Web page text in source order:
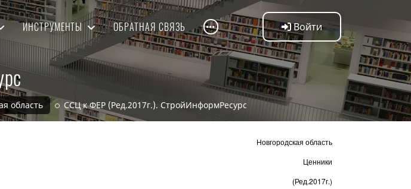
Войти
ИНСТРУМЕНТЫ ОБРАТНАЯ СВЯЗЬ
область ССЦ к ФЕР (Ред.2017г.). СтройИнформРесурс
Новгородская область
Ценники
(Ред.2017г.)